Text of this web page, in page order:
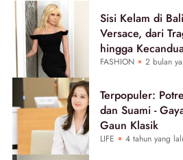
BeautynesiaSisi Kelam di
Versace, dari
hingga
FASHION 2 bulan
Terpopuler:
dan Suami -
Gaun Klasik
LIFE 4 tahun yang